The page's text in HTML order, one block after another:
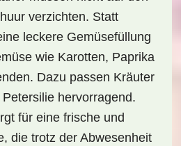
verzichten. Statt
leckere Gemüsefüllung
wie Karotten, Paprika
Dazu passen Kräuter
hervorragend.
für eine frische und
die trotz der Abwesenheit